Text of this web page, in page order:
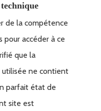
de la compétence
pour accéder à ce
que la
ne contient
parfait état de
site est